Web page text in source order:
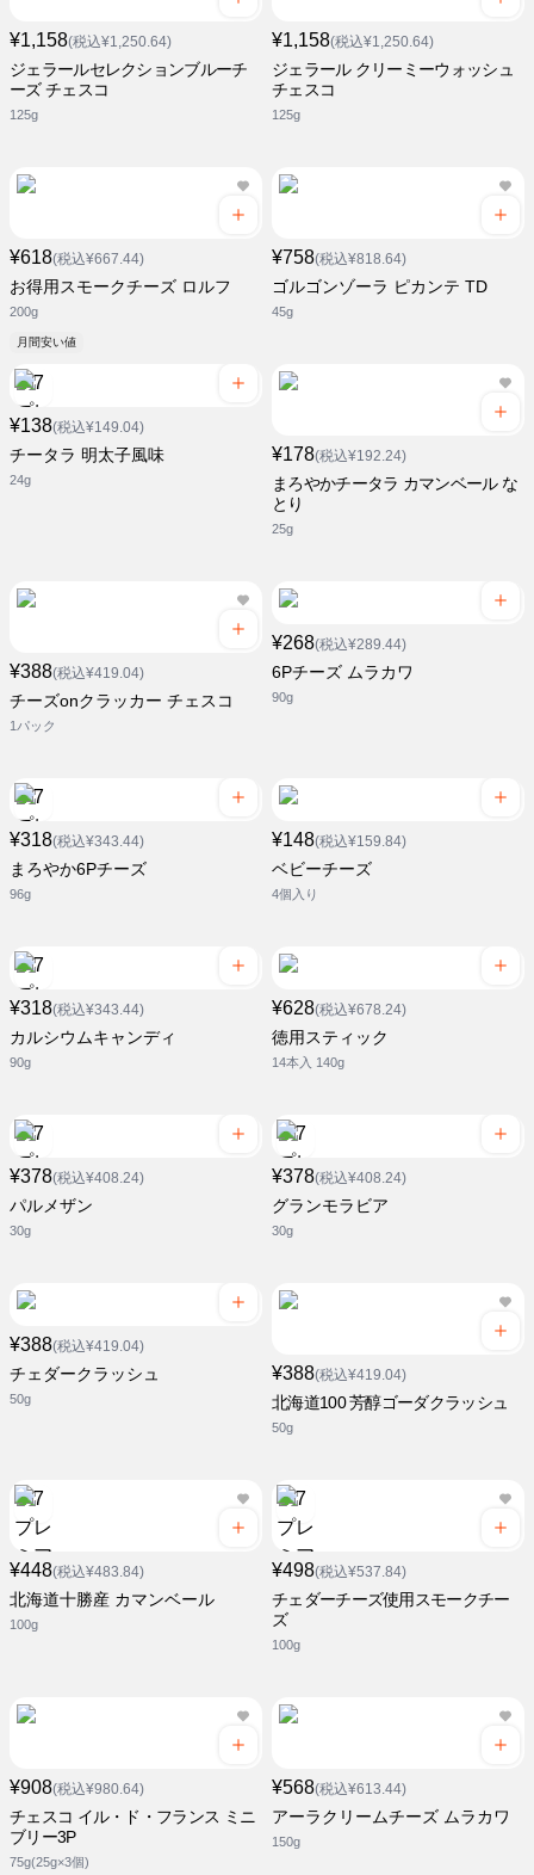
¥1,158(税込¥1,250.64)
ジェラールセレクションブルーチ
ーズ チェスコ
125g
¥1,158(税込¥1,250.64)
ジェラール クリーミーウォッシュ
チェスコ
125g
¥618(税込¥667.44)
お得用スモークチーズ ロルフ
200g
月間安い値
¥758(税込¥818.64)
ゴルゴンゾーラ ピカンテ TD
45g
¥138(税込¥149.04)
チータラ 明太子風味
24g
¥178(税込¥192.24)
まろやかチータラ カマンベール な
とり
25g
¥388(税込¥419.04)
チーズonクラッカー チェスコ
1パック
¥268(税込¥289.44)
6Pチーズ ムラカワ
90g
¥318(税込¥343.44)
まろやか6Pチーズ
96g
¥148(税込¥159.84)
ベビーチーズ
4個入り
¥318(税込¥343.44)
カルシウムキャンディ
90g
¥628(税込¥678.24)
徳用スティック
14本入 140g
¥378(税込¥408.24)
パルメザン
30g
¥378(税込¥408.24)
グランモラビア
30g
¥388(税込¥419.04)
チェダークラッシュ
50g
¥388(税込¥419.04)
北海道100 芳醇ゴーダクラッシュ
50g
¥448(税込¥483.84)
北海道十勝産 カマンベール
100g
¥498(税込¥537.84)
チェダーチーズ使用スモークチー
ズ
100g
¥908(税込¥980.64)
チェスコ イル・ド・フランス ミニ
ブリー3P
75g(25g×3個)
¥568(税込¥613.44)
アーラクリームチーズ ムラカワ
150g